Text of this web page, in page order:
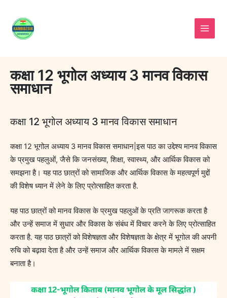
content
कक्षा 12 भूगोल अध्याय 3 मानव विकास
समाधान
कक्षा 12 भूगोल अध्याय 3 मानव विकास समाधान
कक्षा 12 भूगोल अध्याय 3 मानव विकास समाधान|इस पाठ का उद्देश्य मानव विकास
के प्रमुख पहलुओं, जैसे कि जनसंख्या, शिक्षा, स्वास्थ्य, और आर्थिक विकास को
समझना है। यह पाठ छात्रों को सामाजिक और आर्थिक विकास के महत्वपूर्ण मुद्दों
की विशेष ध्यान में लेने के लिए प्रोत्साहित करता है.
यह पाठ छात्रों को मानव विकास के प्रमुख पहलुओं के प्रति जागरूक करता है
और उन्हें समाज में सुधार और विकास के संबंध में विचार करने के लिए प्रोत्साहित
करता है. यह पाठ छात्रों को विशेषज्ञता और विशेषज्ञता के क्षेत्र में भूगोल की अपनी
रुचि को बढ़ावा देता है और उन्हें समाज और आर्थिक विकास के मामले में सक्षम
बनाता है।